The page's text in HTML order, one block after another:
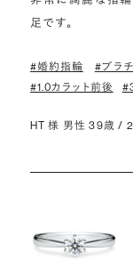
足です。
#婚約指輪 #プラ
#1.0カラット前後
HT 様 男性 39歳 /